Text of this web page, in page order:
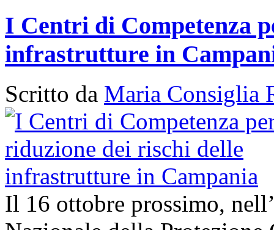
I Centri di Competenza
infrastrutture in
Scritto da Maria Consiglia
Il 16 ottobre prossimo,